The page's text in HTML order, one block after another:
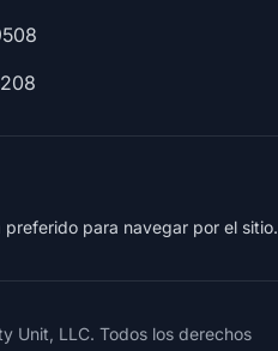
preferido para navegar por el sitio.
Unit, LLC. Todos los derechos